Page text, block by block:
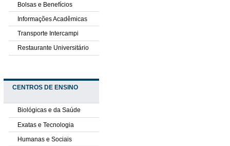
Bolsas e Benefícios
Informações Acadêmicas
Transporte Intercampi
Restaurante Universitário
CENTROS DE ENSINO
Biológicas e da Saúde
Exatas e Tecnologia
Humanas e Sociais